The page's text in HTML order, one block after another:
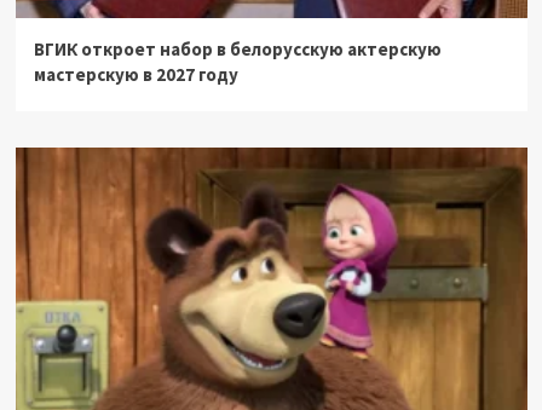
ВГИК откроет набор в белорусскую актерскую
мастерскую в 2027 году